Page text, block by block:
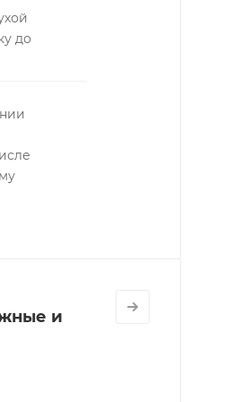
калий - 5
- 1200 МЕ,
В3 Ниацин -
В4 Холин
- 5,8 мг,
до
и